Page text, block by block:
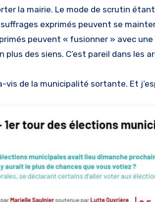
la mairie. Le mode de scrutin étant
exprimés peuvent se
peuvent « fusionner » avec
des siens. C’est pareil dans les
vis de la municipalité sortante. Et